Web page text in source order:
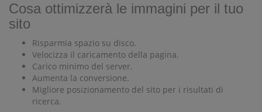
Cosa ottimizzerà le immagini per il tuo
sito
Risparmia spazio su disco.
Velocizza il caricamento della pagina.
Carico minimo del server.
Aumenta la conversione.
Migliore posizionamento del sito per i risultati di
ricerca.